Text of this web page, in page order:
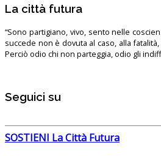
La città futura
“Sono partigiano, vivo, sento nelle
succede non è dovuta al caso, alla
Perciò odio chi non parteggia, odio gli
Seguici su
SOSTIENI La Città Futura